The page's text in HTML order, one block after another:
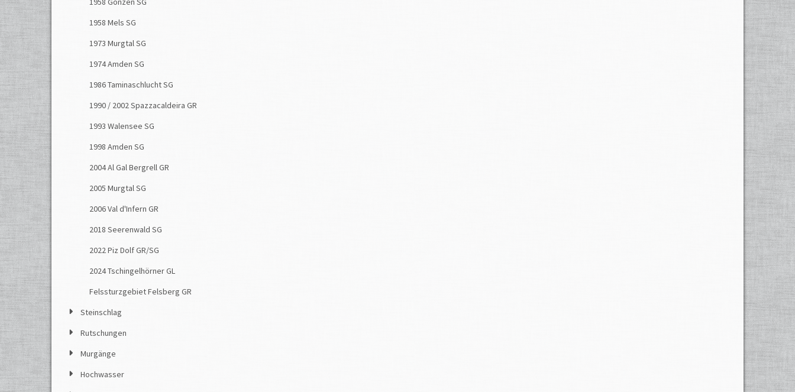
1958 Mels SG
1973 Murgtal SG
1974 Amden SG
1986 Taminaschlucht SG
1990 / 2002 Spazzacaldeira GR
1993 Walensee SG
1998 Amden SG
2004 Al Gal Bergrell GR
2005 Murgtal SG
2006 Val d'Infern GR
2018 Seerenwald SG
2022 Piz Dolf GR/SG
2024 Tschingelhörner GL
Felssturzgebiet Felsberg GR
Steinschlag
Rutschungen
Murgänge
Hochwasser